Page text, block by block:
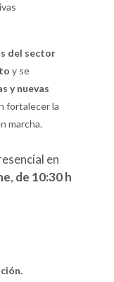
del sector
y se
y nuevas
fortalecer la
marcha.
en
, de 10:30 h